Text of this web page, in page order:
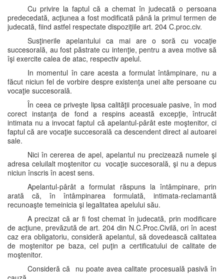
Cu privire la faptul că a chemat în judecată o persoana
predecedată, acţiunea a fost modificată până la primul termen de
judecată, fiind astfel respectate dispoziţiile art. 204 C.proc.civ.
Susţinerile apelantului ca mai are o soră cu vocaţie
succesorală, au fost păstrate cu intenţie, pentru a avea motive să
îşi exercite calea de atac, respectiv apelul.
In momentul în care acesta a formulat întâmpinare, nu a
făcut niciun fel de vorbire despre existenţa unei alte persoane cu
vocaţie succesorală.
În ceea ce priveşte lipsa calităţii procesuale pasive, în mod
corect instanţa de fond a respins această excepţie, întrucât
intimata nu a invocat faptul că apelantul-pârât este moştenitor, ci
faptul că are vocaţie succesorală ca descendent direct al autoarei
sale.
Nici în cererea de apel, apelantul nu precizează numele şi
adresa celuilalt moştenitor cu vocaţie succesorală, şi nu a depus
niciun înscris în acest sens.
Apelantul-pârât a formulat răspuns la întâmpinare, prin
arată că, în întâmpinarea formulată, intimata-reclamantă
recunoaşte temeinicia şi legalitatea apelului său.
A precizat că ar fi fost chemat în judecată, prin modificare
de acţiune, prevăzută de art. 204 din N.C.Proc.Civilă, ori în acest
caz era obligatoriu, consideră apelantul, să dovedească calitatea
de moştenitor pe baza, cel puţin a certificatului de calitate de
moştenitor.
Consideră că nu poate avea calitate procesuală pasivă în